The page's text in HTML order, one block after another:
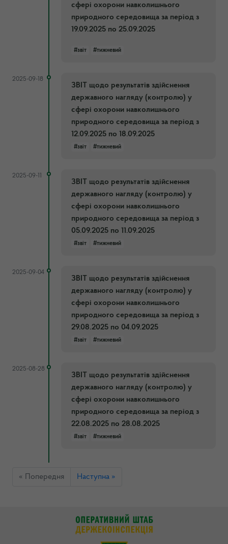
сфері охорони навколишнього
природного середовища за період з
19.09.2025 по 25.09.2025
#звіт #тижневий
2025-09-18
ЗВІТ щодо результатів здійснення
державного нагляду (контролю) у
сфері охорони навколишнього
природного середовища за період з
12.09.2025 по 18.09.2025
#звіт #тижневий
2025-09-11
ЗВІТ щодо результатів здійснення
державного нагляду (контролю) у
сфері охорони навколишнього
природного середовища за період з
05.09.2025 по 11.09.2025
#звіт #тижневий
2025-09-04
ЗВІТ щодо результатів здійснення
державного нагляду (контролю) у
сфері охорони навколишнього
природного середовища за період з
29.08.2025 по 04.09.2025
#звіт #тижневий
2025-08-28
ЗВІТ щодо результатів здійснення
державного нагляду (контролю) у
сфері охорони навколишнього
природного середовища за період з
22.08.2025 по 28.08.2025
#звіт #тижневий
« Попередня Наступна »